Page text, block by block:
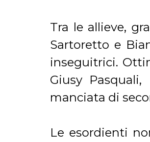
Tra le allieve,
Sartoretto e
inseguitrici.
Giusy
manciata di
Le esordienti